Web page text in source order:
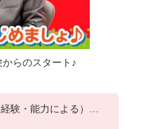
らのスタート♪
験・能力による）
ンティブが加算